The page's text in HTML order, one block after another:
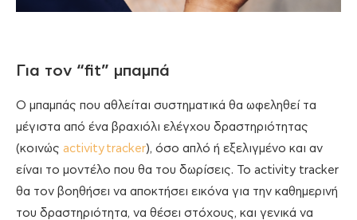
Για τον “fit” μπαμπά
Ο μπαμπάς που αθλείται συστηματικά θα ωφεληθεί τα
μέγιστα από ένα βραχιόλι ελέγχου δραστηριότητας
(κοινώς activity tracker), όσο απλό ή εξελιγμένο και αν
είναι το μοντέλο που θα του δωρίσεις. Το activity tracker
θα τον βοηθήσει να αποκτήσει εικόνα για την καθημερινή
του δραστηριότητα, να θέσει στόχους, και γενικά να